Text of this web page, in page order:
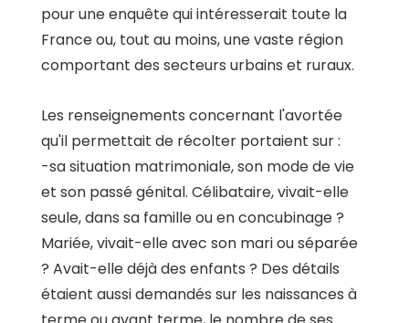
pour une enquête qui intéresserait toute la
France ou, tout au moins, une vaste région
comportant des secteurs urbains et ruraux.
Les renseignements concernant l'avortée
qu'il permettait de récolter portaient sur :
-sa situation matrimoniale, son mode de vie
et son passé génital. Célibataire, vivait-elle
seule, dans sa famille ou en concubinage ?
Mariée, vivait-elle avec son mari ou séparée
? Avait-elle déjà des enfants ? Des détails
étaient aussi demandés sur les naissances à